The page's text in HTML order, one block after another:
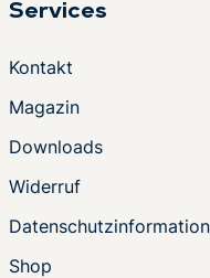
Services
Kontakt
Magazin
Downloads
Widerruf
Datenschutzinformation
Shop